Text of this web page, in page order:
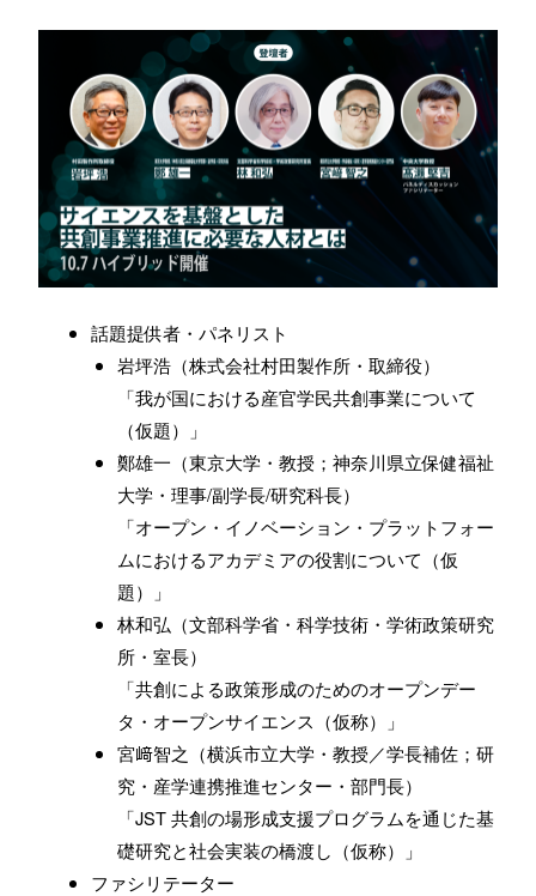
話題提供者・パネリスト
岩坪浩（株式会社村田製作所・取締役）
「我が国における産官学民共創事業について
（仮題）」
鄭雄一（東京大学・教授；神奈川県立保健福祉
大学・理事/副学長/研究科長）
「オープン・イノベーション・プラットフォー
ムにおけるアカデミアの役割について（仮
題）」
林和弘（文部科学省・科学技術・学術政策研究
所・室長）
「共創による政策形成のためのオープンデー
タ・オープンサイエンス（仮称）」
宮﨑智之（横浜市立大学・教授／学長補佐；研
究・産学連携推進センター・部門長）
「JST 共創の場形成支援プログラムを通じた基
礎研究と社会実装の橋渡し（仮称）」
ファシリテーター